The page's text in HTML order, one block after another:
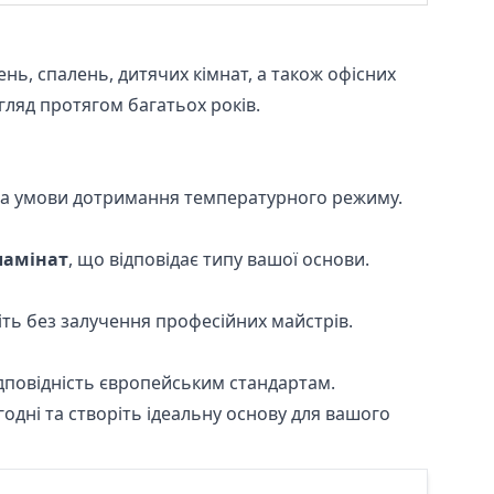
спалень, дитячих кімнат, а також офісних
протягом багатьох років.
умови дотримання температурного режиму.
, що відповідає типу вашої основи.
без залучення професійних майстрів.
європейським стандартам.
та створіть ідеальну основу для вашого